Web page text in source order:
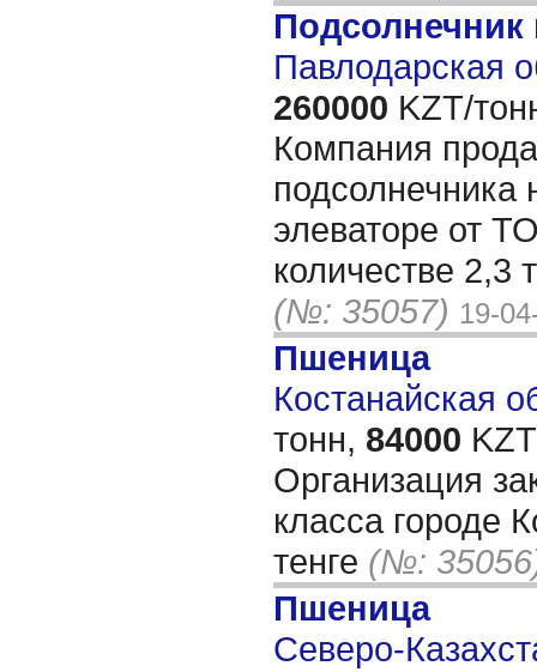
Павлодарская
260000 KZT/
Компания
подсолнечника
элеваторе от
количестве 2,3
(№: 35057) 19-
Пшеница
Костанайская
тонн, 84000
Организация
класса городе
тенге (№:
Пшеница
Северо-